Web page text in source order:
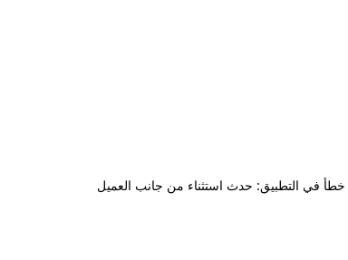
خطأ في التطبيق: حدث استثناء من جانب العميل